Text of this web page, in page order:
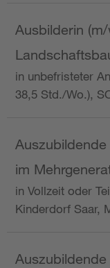
Ausbilderin
in unbefristeter
38,5 Std./Wo.),
im
in Vollzeit oder
Kinderdorf Saar,